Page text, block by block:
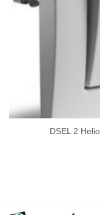
DSEL 2